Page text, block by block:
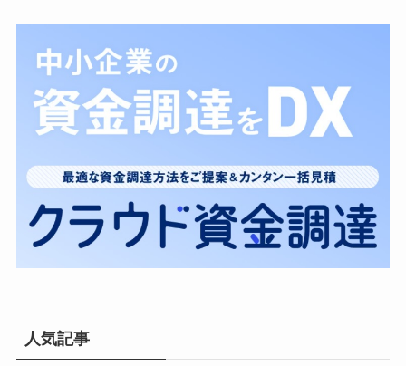
人気記事